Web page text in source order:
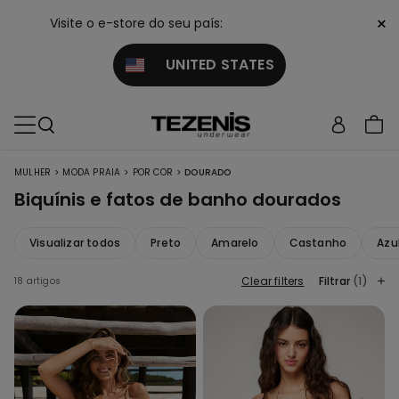
Visite o e-store do seu país:
UNITED STATES
×
MULHER > MODA PRAIA > POR COR > DOURADO
Biquínis e fatos de banho dourados
Visualizar todos Preto Amarelo Castanho
18 artigos Clear filters Filtrar (1)